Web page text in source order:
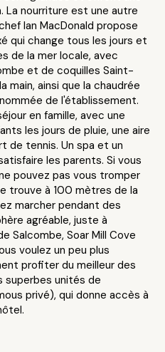
La nourriture est une autre
Ian MacDonald propose
qui change tous les jours et
de la mer locale, avec
et de coquilles Saint-
main, ainsi que la chaudrée
de l'établissement.
en famille, avec une
les jours de pluie, une aire
de tennis. Un spa et un
les parents. Si vous
pouvez pas vous tromper
trouve à 100 mètres de la
marcher pendant des
agréable, juste à
Salcombe, Soar Mill Cove
voulez un peu plus
profiter du meilleur des
superbes unités de
privé), qui donne accès à